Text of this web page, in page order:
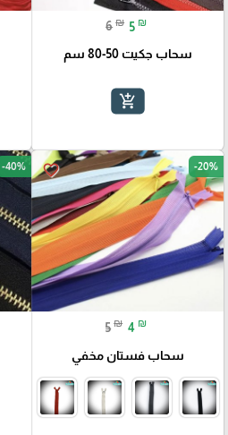
6 ₪ 5 ₪
سحاب جكيت 50-80 سم
add_shopping_cart
favorite_border -20%
5 ₪ 4 ₪
سحاب فستان مخفي
-40%